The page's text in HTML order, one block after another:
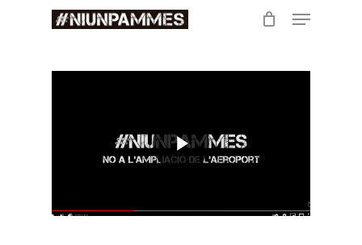
Menu